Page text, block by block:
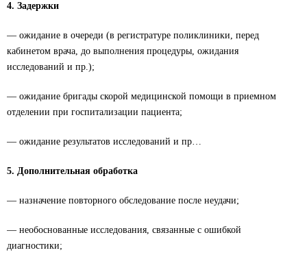
4. Задержки
— ожидание в очереди (в регистратуре поликлиники, перед
кабинетом врача, до выполнения процедуры, ожидания
исследований и пр.);
— ожидание бригады скорой медицинской помощи в приемном
отделении при госпитализации пациента;
— ожидание результатов исследований и пр…
5. Дополнительная обработка
— назначение повторного обследование после неудачи;
— необоснованные исследования, связанные с ошибкой
диагностики;